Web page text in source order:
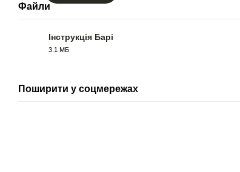
Файли
Інструкція Барі
3.1 МБ
Поширити у соцмережах